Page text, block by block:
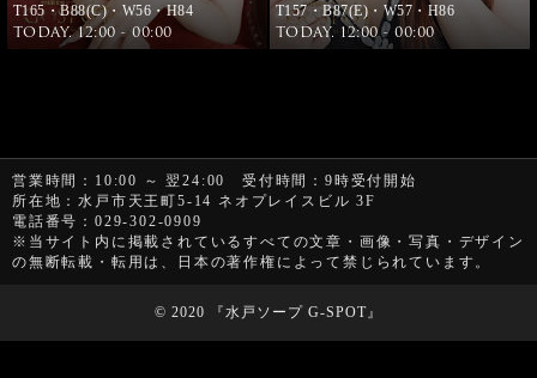
T165・B88(C)・W56・H84
TODAY. 12:00 - 00:00
T157・B87(E)・W57・H86
TODAY. 12:00 - 00:00
営業時間 ：10:00 ～ 翌24:00受付時間 ：9時受付開始
所在地 ：水戸市天王町5-14 ネオプレイスビル 3F
電話番号 ：029-302-0909
※当サイト内に掲載されているすべての文章・画像・写真・デザイン
の無断転載・転用は、日本の著作権によって禁じられています。
© 2020 『水戸ソープ G-SPOT 』